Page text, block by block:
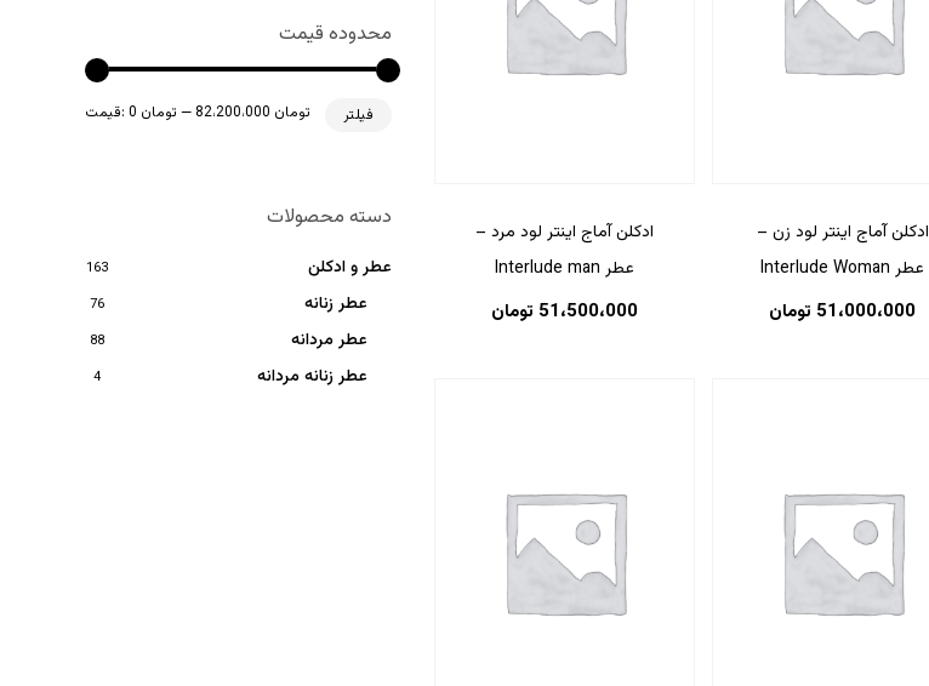
محدوده قیمت
فیلتر قیمت: 0 تومان — 82،200،000 تومان
دسته محصولات
عطر و ادکلن 163
عطر زنانه 76
عطر مردانه 88
عطر زنانه مردانه 4
ادکلن آماج اینتر لود زن –
عطر Interlude Woman
51،000،000 تومان
ادکلن آماج اینتر لود مرد –
عطر Interlude man
51،500،000 تومان